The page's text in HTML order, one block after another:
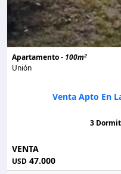
Apartamento - 100m2
Unión
Venta Apto En
3
VENTA
USD 47.000